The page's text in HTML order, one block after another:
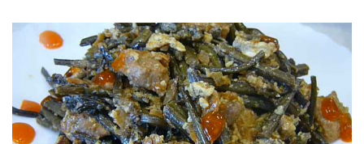
Папоротник с мясом